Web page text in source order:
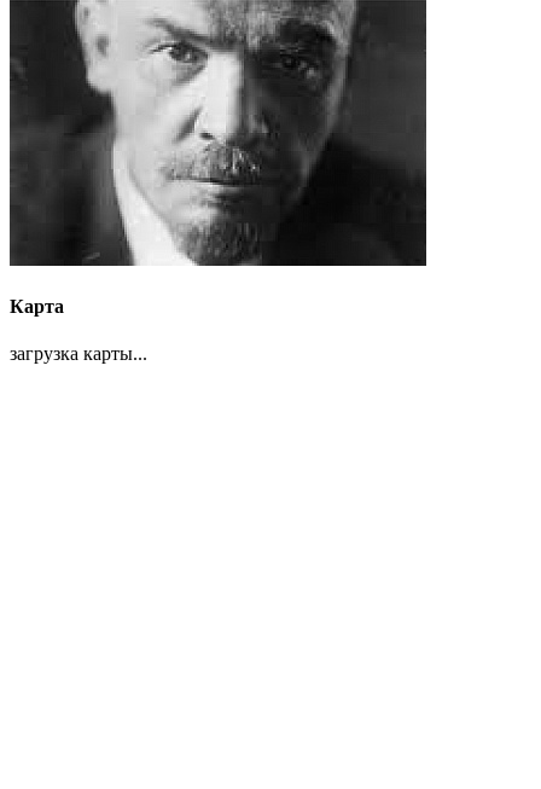
Карта
загрузка карты...